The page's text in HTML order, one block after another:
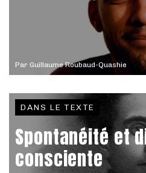
Par Guillaume Roubaud-Quashie
DANS LE TEXTE
Spontanéité et
consciente